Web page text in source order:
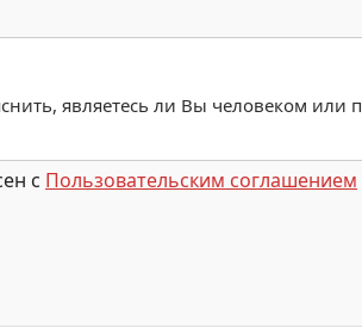
являетесь ли Вы человеком или
с Пользовательским соглашением